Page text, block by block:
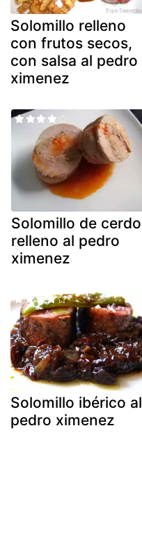
Solomillo relleno
con frutos secos,
con salsa al pedro
ximenez
Solomillo de cerdo
relleno al pedro
ximenez
Solomillo ibérico al
pedro ximenez